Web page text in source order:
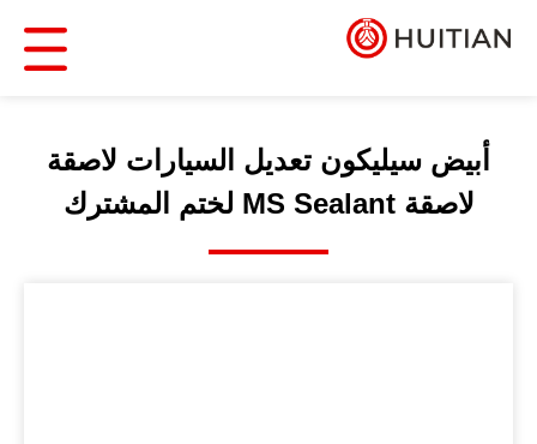
أبيض سيليكون تعديل السيارات لاصقة
لاصقة MS Sealant لختم المشترك